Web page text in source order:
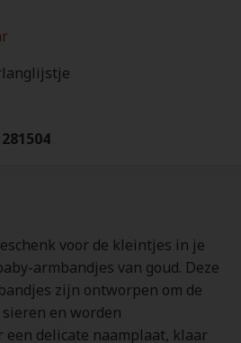
voor de kleintjes in je
armbandjes van goud. Deze
zijn ontworpen om de
en worden
een delicate naamplaat, klaar